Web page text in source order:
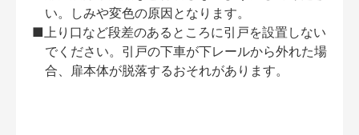
い。しみや変色の原因となります。
■上り口など段差のあるところに引戸を設置しない
でください。引戸の下車が下レールから外れた場
合、扉本体が脱落するおそれがあります。